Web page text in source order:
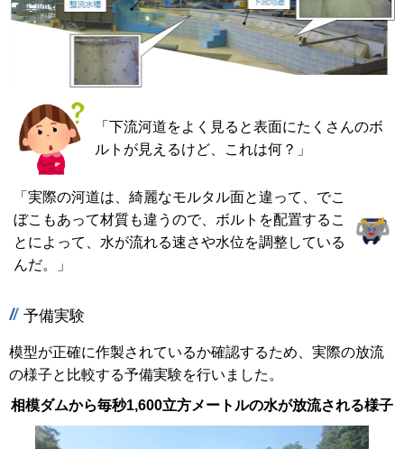
「下流河道をよく見ると表面にたくさんのボ
ルトが見えるけど、これは何？」
「実際の河道は、綺麗なモルタル面と違って、でこ
ぼこもあって材質も違うので、ボルトを配置するこ
とによって、水が流れる速さや水位を調整している
んだ。」
予備実験
模型が正確に作製されているか確認するため、実際の放流
の様子と比較する予備実験を行いました。
相模ダムから毎秒1,600立方メートルの水が放流される様子